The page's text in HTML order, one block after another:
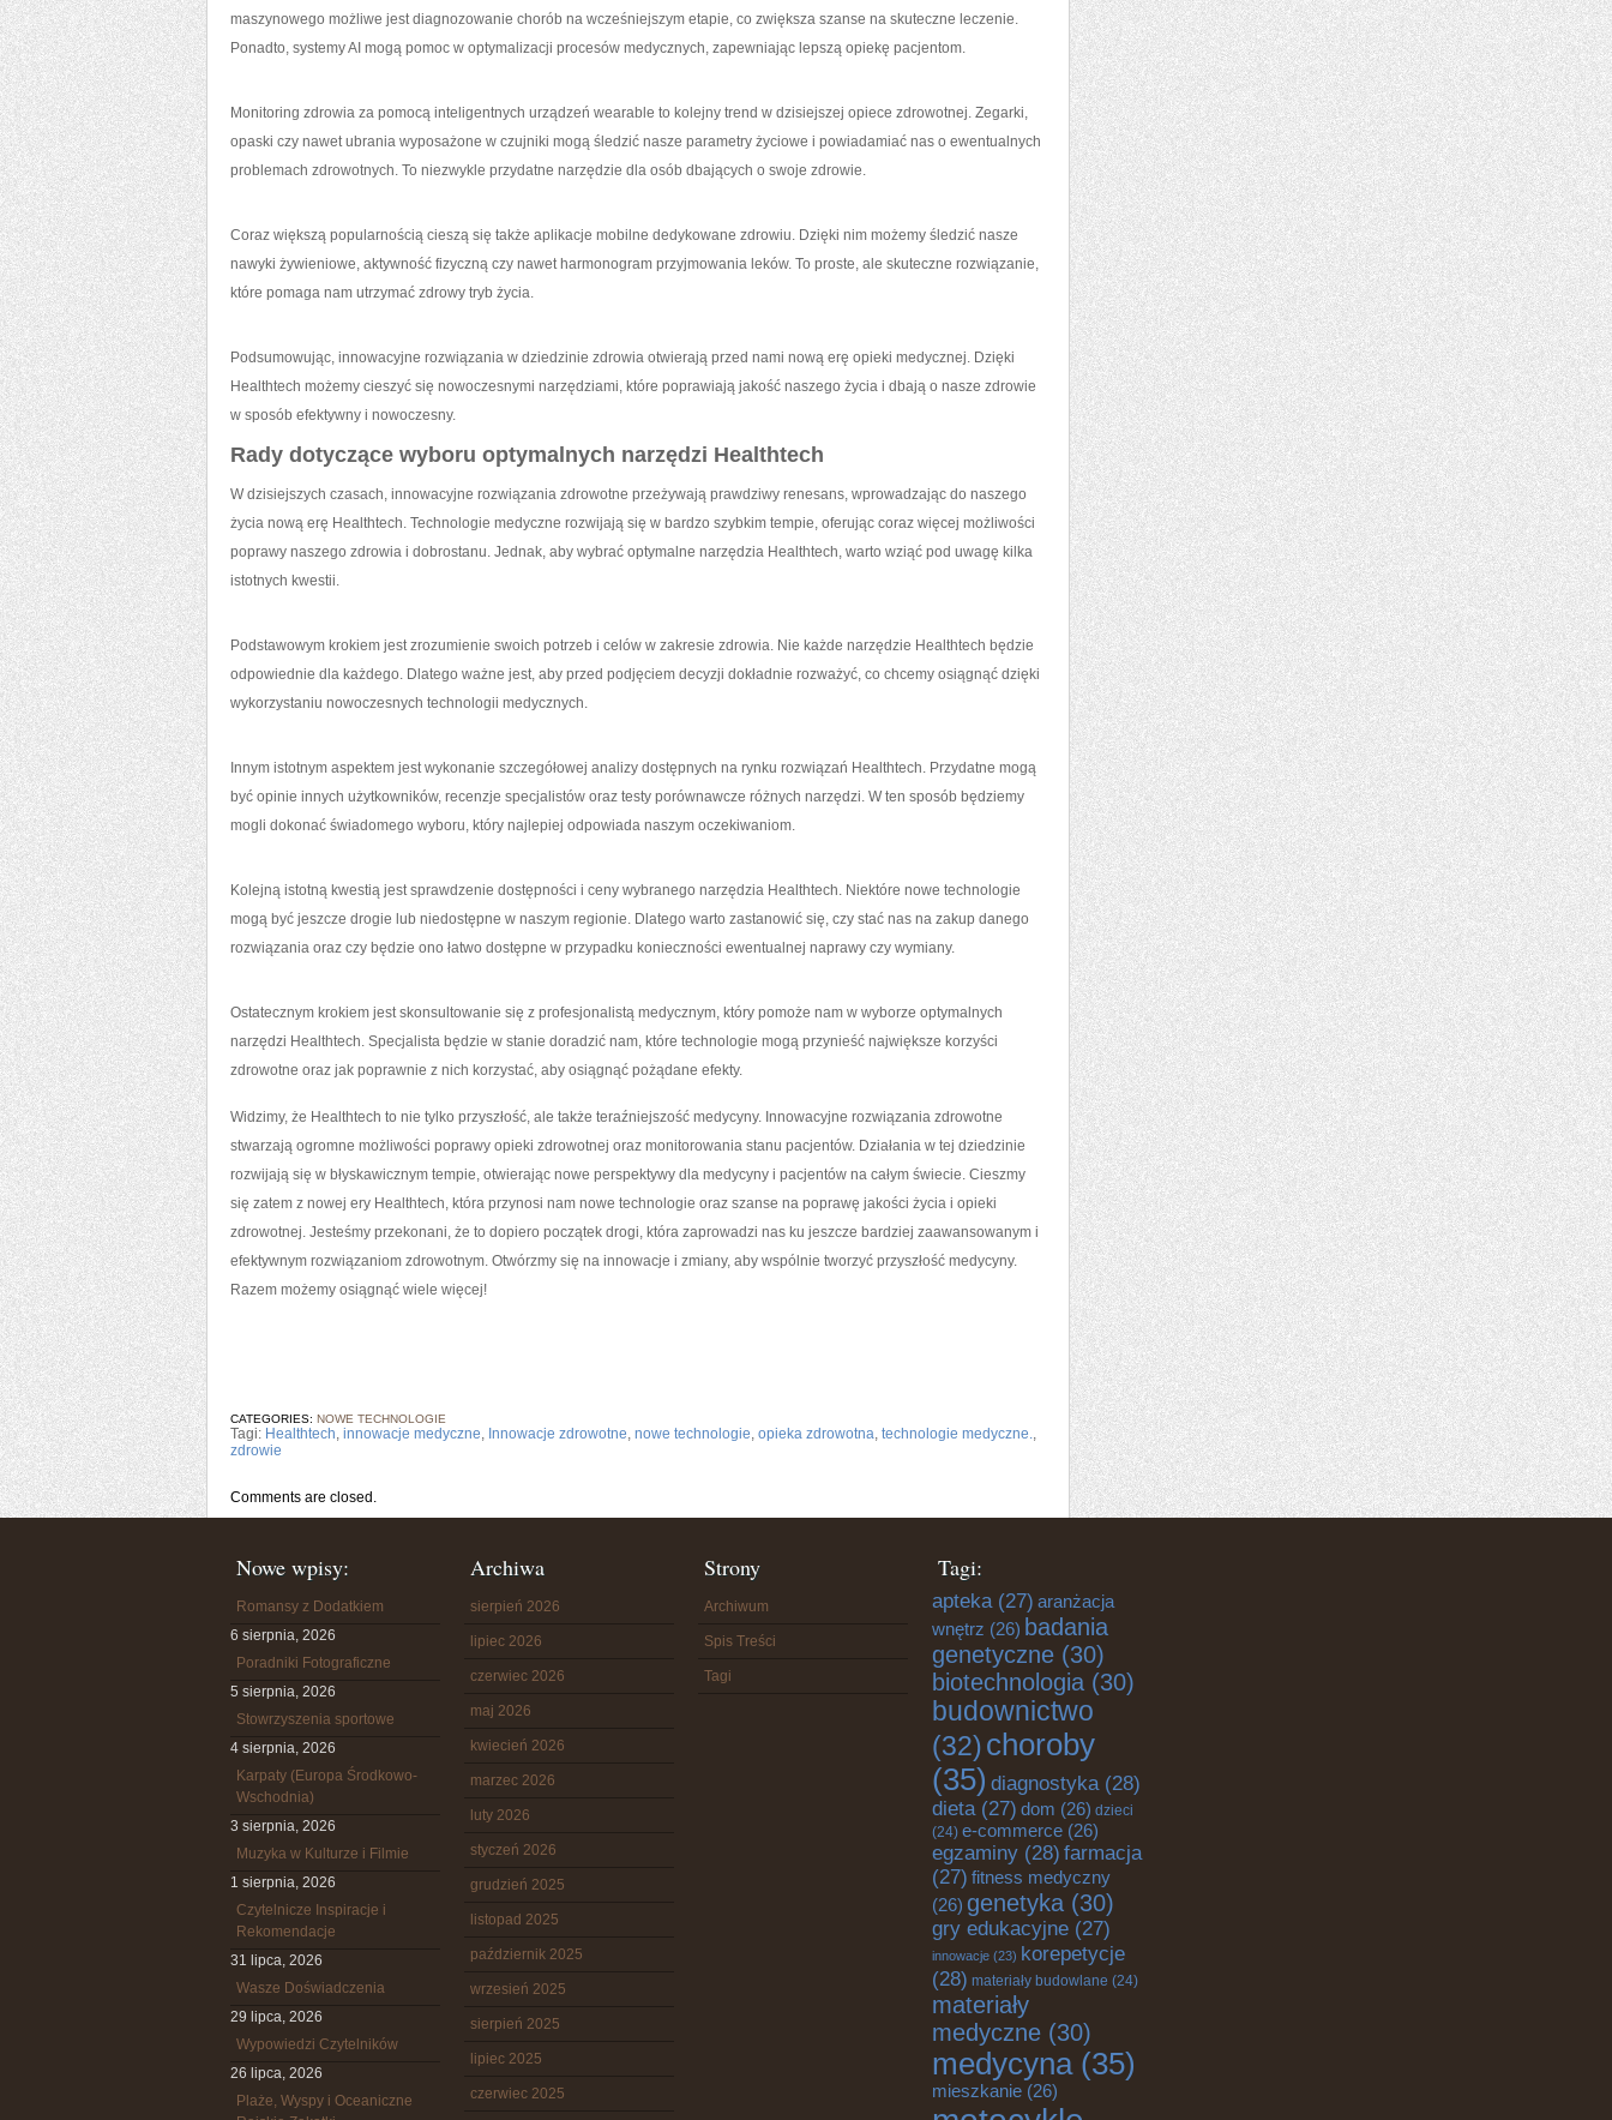
maszynowego możliwe jest diagnozowanie chorób na wcześniejszym etapie, ‌co zwiększa szanse na skuteczne leczenie.⁣
Ponadto, systemy AI mogą ⁢pomoc ‍w⁣ optymalizacji procesów medycznych, zapewniając lepszą opiekę pacjentom.
Monitoring zdrowia za pomocą ​inteligentnych‌ urządzeń wearable to kolejny trend w dzisiejszej ⁢opiece zdrowotnej. Zegarki,
opaski czy nawet ⁤ubrania wyposażone w czujniki⁢ mogą śledzić nasze​ parametry życiowe ‍i​ powiadamiać⁢ nas‌ o ewentualnych
problemach⁤ zdrowotnych. To niezwykle przydatne narzędzie dla​ osób dbających o​ swoje ‌zdrowie.
Coraz⁣ większą popularnością cieszą się także ‌aplikacje mobilne dedykowane zdrowiu. Dzięki nim‍ możemy śledzić nasze
nawyki żywieniowe, aktywność fizyczną ⁣czy nawet harmonogram przyjmowania leków. To proste, ale skuteczne rozwiązanie,
⁤które‍ pomaga nam utrzymać‌ zdrowy tryb życia.
Podsumowując,⁢ innowacyjne rozwiązania⁣ w dziedzinie zdrowia otwierają przed nami ⁢nową erę⁣ opieki medycznej.‍ Dzięki
Healthtech możemy cieszyć ⁣się nowoczesnymi narzędziami, które ⁣poprawiają⁢ jakość ⁤naszego⁤ życia i dbają o nasze zdrowie
w sposób efektywny i nowoczesny.
Rady dotyczące ⁢wyboru optymalnych narzędzi Healthtech
W ‍dzisiejszych czasach, ⁤innowacyjne rozwiązania zdrowotne przeżywają prawdziwy renesans,⁤ wprowadzając do naszego
życia ‌nową erę Healthtech. Technologie ⁤medyczne ⁤rozwijają‌ się w bardzo szybkim tempie, oferując coraz więcej możliwości
poprawy naszego zdrowia i‍ dobrostanu.‌ Jednak, aby wybrać optymalne​ narzędzia Healthtech, ​warto wziąć pod uwagę⁣ kilka
istotnych kwestii.
Podstawowym krokiem jest zrozumienie swoich⁤ potrzeb i ⁢celów ‍w zakresie zdrowia. Nie każde narzędzie Healthtech będzie
odpowiednie dla każdego. Dlatego ważne jest, aby przed podjęciem decyzji ‌dokładnie rozważyć, co chcemy osiągnąć dzięki
wykorzystaniu nowoczesnych technologii medycznych.
Innym istotnym aspektem jest wykonanie szczegółowej ⁤analizy‌ dostępnych na rynku rozwiązań Healthtech. Przydatne mogą
być opinie innych użytkowników, recenzje ⁣specjalistów oraz testy porównawcze‌ różnych⁣ narzędzi. W ten sposób ​będziemy
mogli dokonać świadomego wyboru, który najlepiej⁤ odpowiada naszym oczekiwaniom.
Kolejną istotną kwestią jest sprawdzenie dostępności i⁣ ceny wybranego narzędzia Healthtech. Niektóre nowe ⁣technologie
‌mogą być jeszcze drogie lub niedostępne‍ w naszym regionie. Dlatego ‌warto zastanowić się, czy stać nas ‌na zakup⁣ danego
rozwiązania​ oraz czy będzie⁢ ono łatwo dostępne w przypadku konieczności ewentualnej naprawy ⁤czy wymiany.
Ostatecznym krokiem ‍jest ⁢skonsultowanie się z profesjonalistą medycznym, który pomoże ​nam w wyborze optymalnych
narzędzi Healthtech.‌ Specjalista będzie​ w stanie doradzić ⁢nam,‌ które‌ technologie mogą przynieść największe korzyści
zdrowotne oraz jak poprawnie⁣ z ⁤nich​ korzystać, ⁤aby osiągnąć pożądane efekty.
Widzimy, że Healthtech to nie ⁤tylko przyszłość, ale‌ także teraźniejszość medycyny. Innowacyjne⁢ rozwiązania⁣ zdrowotne
stwarzają​ ogromne możliwości⁣ poprawy‍ opieki⁤ zdrowotnej⁣ oraz⁣ monitorowania ‍stanu pacjentów. Działania ⁣w‍ tej dziedzinie ​
rozwijają się ‌w‍ błyskawicznym tempie, otwierając​ nowe perspektywy dla medycyny i pacjentów na całym świecie. Cieszmy
się zatem z nowej ery Healthtech, ‍która przynosi nam nowe⁣ technologie oraz ⁣szanse na poprawę jakości życia i opieki‍
zdrowotnej.⁤ Jesteśmy przekonani, że to dopiero początek drogi, która zaprowadzi nas‍ ku jeszcze bardziej zaawansowanym i
efektywnym rozwiązaniom zdrowotnym. Otwórzmy się⁣ na innowacje i zmiany, aby‍ wspólnie tworzyć przyszłość medycyny.
Razem możemy osiągnąć⁣ wiele‌ więcej!
CATEGORIES: NOWE TECHNOLOGIE
Tagi: Healthtech, innowacje medyczne, Innowacje zdrowotne, nowe technologie, opieka zdrowotna, technologie medyczne.,
zdrowie
Comments are closed.
Nowe wpisy:
Romansy z Dodatkiem
6 sierpnia, 2026
Poradniki Fotograficzne
5 sierpnia, 2026
Stowrzyszenia sportowe
4 sierpnia, 2026
Karpaty (Europa Środkowo-
Wschodnia)
3 sierpnia, 2026
Muzyka w Kulturze i Filmie
1 sierpnia, 2026
Czytelnicze Inspiracje i
Rekomendacje
31 lipca, 2026
Wasze Doświadczenia
29 lipca, 2026
Wypowiedzi Czytelników
26 lipca, 2026
Plaże, Wyspy i Oceaniczne
Archiwa
sierpień 2026
lipiec 2026
czerwiec 2026
maj 2026
kwiecień 2026
marzec 2026
luty 2026
styczeń 2026
grudzień 2025
listopad 2025
październik 2025
wrzesień 2025
sierpień 2025
lipiec 2025
czerwiec 2025
Strony
Archiwum
Spis Treści
Tagi
Tagi:
apteka(27) aranżacja
wnętrz (26) badania
genetyczne (30)
biotechnologia (30)
budownictwo
(32) choroby
(35) diagnostyka(28)
dieta(27) dom (26) dzieci
(24) e-commerce (26)
egzaminy (28) farmacja
(27) fitness medyczny
(26) genetyka (30)
gry edukacyjne (27)
innowacje (23) korepetycje
(28) materiały budowlane (24)
materiały
medyczne (30)
medycyna(35)
mieszkanie (26)